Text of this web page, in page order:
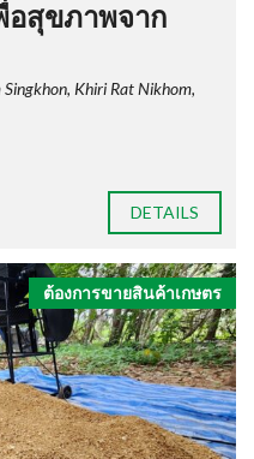
อสุขภาพจาก
Khiri Rat Nikhom,
DETAILS
ต้องการขายสินค้าเกษตร